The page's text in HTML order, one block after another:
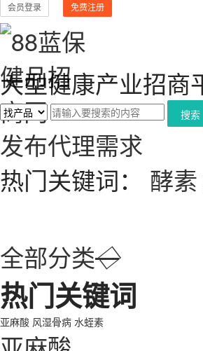
会员登录 免费注册
大型健康产业招商
搜索
发布代理需求
热门关键词： 酵素
全部分类◇
热门关键词
亚麻酸 风湿骨病 水蛭素